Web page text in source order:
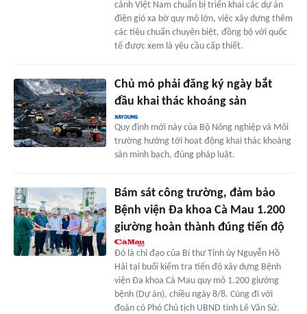
cảnh Việt Nam chuẩn bị triển khai các dự án
điện gió xa bờ quy mô lớn, việc xây dựng thêm
các tiêu chuẩn chuyên biệt, đồng bộ với quốc
tế được xem là yêu cầu cấp thiết.
Chủ mỏ phải đăng ký ngày bắt
đầu khai thác khoáng sản
Quy định mới này của Bộ Nông nghiệp và Môi
trường hướng tới hoạt động khai thác khoáng
sản minh bạch, đúng pháp luật.
Bám sát công trường, đảm bảo
Bệnh viện Đa khoa Cà Mau 1.200
giường hoàn thành đúng tiến độ
Đó là chỉ đạo của Bí thư Tỉnh ủy Nguyễn Hồ
Hải tại buổi kiểm tra tiến độ xây dựng Bệnh
viện Đa khoa Cà Mau quy mô 1.200 giường
bệnh (Dự án), chiều ngày 8/8. Cùng đi với
đoàn có Phó Chủ tịch UBND tỉnh Lê Văn Sử.